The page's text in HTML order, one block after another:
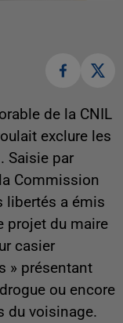
de la CNIL
exclure les
Saisie par
Commission
libertés a émis
projet du maire
casier
» présentant
ou encore
du voisinage.